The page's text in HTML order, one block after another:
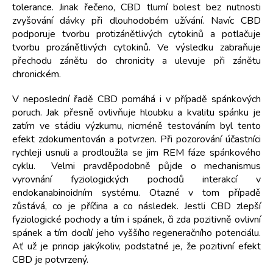
tolerance. Jinak řečeno, CBD tlumí bolest bez nutnosti
zvyšování dávky při dlouhodobém užívání. Navíc CBD
podporuje tvorbu protizánětlivých cytokinů a potlačuje
tvorbu prozánětlivých cytokinů. Ve výsledku zabraňuje
přechodu zánětu do chronicity a ulevuje při zánětu
chronickém.
V neposlední řadě CBD pomáhá i v případě spánkových
poruch. Jak přesně ovlivňuje hloubku a kvalitu spánku je
zatím ve stádiu výzkumu, nicméně testováním byl tento
efekt zdokumentován a potvrzen. Při pozorování účastníci
rychleji usnuli a prodloužila se jim REM fáze spánkového
cyklu. Velmi pravděpodobně půjde o mechanismus
vyrovnání fyziologických pochodů interakcí v
endokanabinoidním systému. Otazné v tom případě
zůstává, co je příčina a co následek. Jestli CBD zlepší
fyziologické pochody a tím i spánek, či zda pozitivně ovlivní
spánek a tím docílí jeho vyššího regeneračního potenciálu.
Ať už je princip jakýkoliv, podstatné je, že pozitivní efekt
CBD je potvrzený.